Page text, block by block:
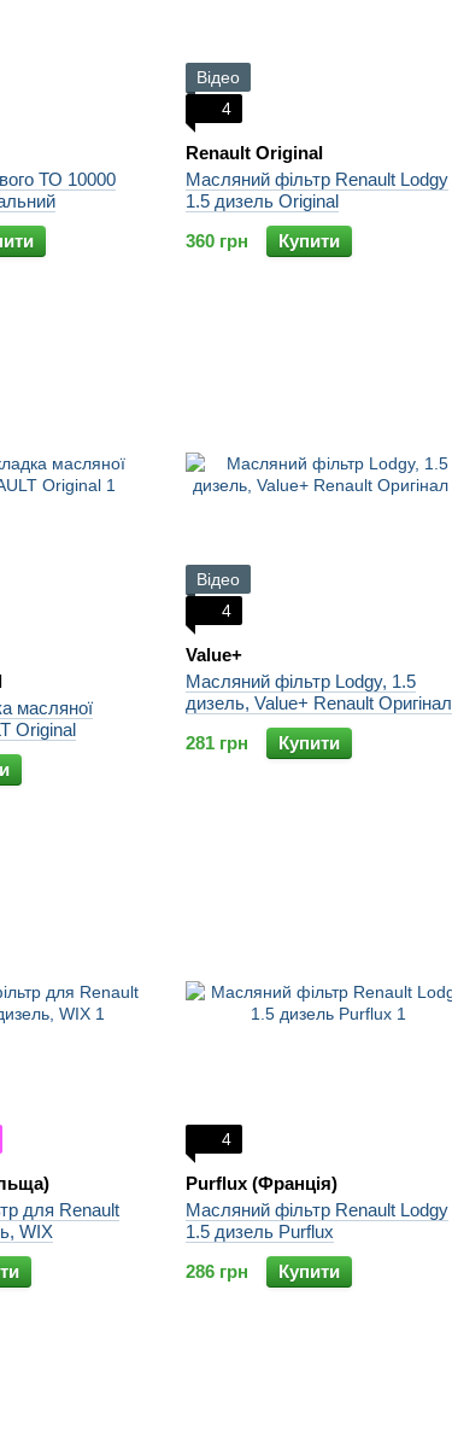
ТО 10000
Відео
4
Renault Original
Масляний фільтр Renault Lodgy
1.5 дизель Original
360 грн
Купити
масляної
Original
Відео
4
Value+
Масляний фільтр Lodgy, 1.5
дизель, Value+ Renault Оригінал
281 грн
Купити
для Renault
WIX
4
Purflux (Франція)
Масляний фільтр Renault Lodgy
1.5 дизель Purflux
286 грн
Купити